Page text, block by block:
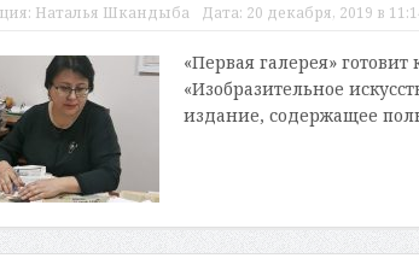
Наталья Шкандыба Дата: 20 декабря, 2019 в
«Первая галерея»
«Изобразительное
издание, содержащее